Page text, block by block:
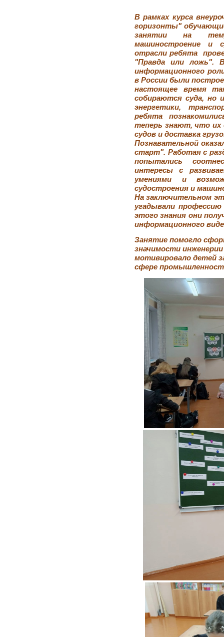
В рамках курса
горизонты"
занятии на тему
машиностроение и
отрасли ребята
"Правда или ложь".
информационного
в России были
настоящее время
собираются суда, но
энергетики,
ребята
теперь знают, что их
судов и доставка
Познавательной
старт". Работая с
попытались
интересы с
умениями и
судостроения и
На заключительном
угадывали
этого знания они
информационного
Занятие помогло
значимости
мотивировало детей
сфере